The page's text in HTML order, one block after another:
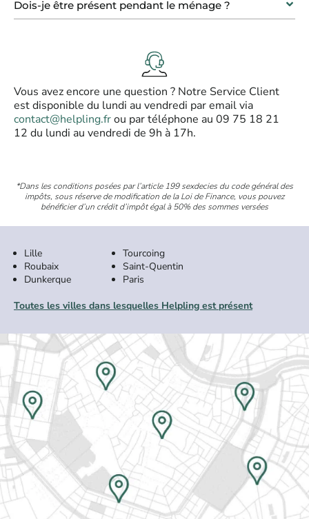
Dois-je être présent pendant le ménage ?
Vous avez encore une question ? Notre Service Client
est disponible du lundi au vendredi par email via
contact@helpling.frou par téléphone au 09 75 18 21
12 du lundi au vendredi de 9h à 17h.
*Dans les conditions posées par l’article 199 sexdecies du code général des
impôts, sous réserve de modification de la Loi de Finance, vous pouvez
bénéficier d’un crédit d’impôt égal à 50% des sommes versées
Lille
Roubaix
Dunkerque
Tourcoing
Saint-Quentin
Paris
Toutes les villes dans lesquelles Helpling est présent